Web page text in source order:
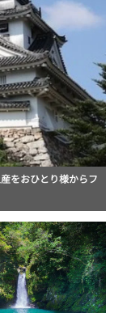
をおひとり様からフ